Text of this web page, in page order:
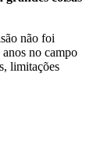
não foi
no campo
limitações